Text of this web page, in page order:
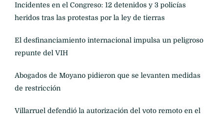
Incidentes en el Congreso: 12 detenidos y 3 policías
heridos tras las protestas por la ley de tierras
El desfinanciamiento internacional impulsa un peligroso
repunte del VIH
Abogados de Moyano pidieron que se levanten medidas
de restricción
Villarruel defendió la autorización del voto remoto en el